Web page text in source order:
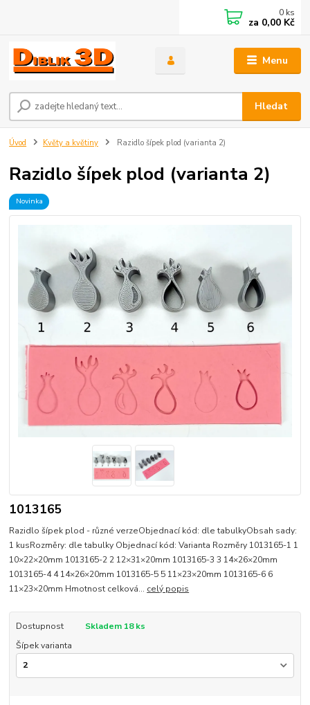
Menu
Hledat
0 ks
za 0,00 Kč
Úvod Květy a květiny Razidlo šípek plod (varianta 2)
Razidlo šípek plod (varianta 2)
Novinka
1013165
Razidlo šípek plod - různé verzeObjednací kód: dle tabulkyObsah sady:
1 kusRozměry: dle tabulky Objednací kód: Varianta Rozměry 1013165-1 1
10×22×20mm 1013165-2 2 12×31×20mm 1013165-3 3 14×26×20mm
1013165-4 4 14×26×20mm 1013165-5 5 11×23×20mm 1013165-6 6
11×23×20mm Hmotnost celková... celý popis
Dostupnost
Skladem 18 ks
Šípek varianta